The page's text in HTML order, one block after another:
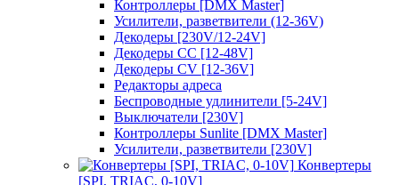
Контроллеры [DMX Master]
Усилители, разветвители (12-36V)
Декодеры [230V/12-24V]
Декодеры CC [12-48V]
Декодеры CV [12-36V]
Редакторы адреса
Беспроводные удлинители [5-24V]
Выключатели [230V]
Контроллеры Sunlite [DMX Master]
Усилители, разветвители [230V]
Конвертеры
[SPI, TRIAC, 0-10V]